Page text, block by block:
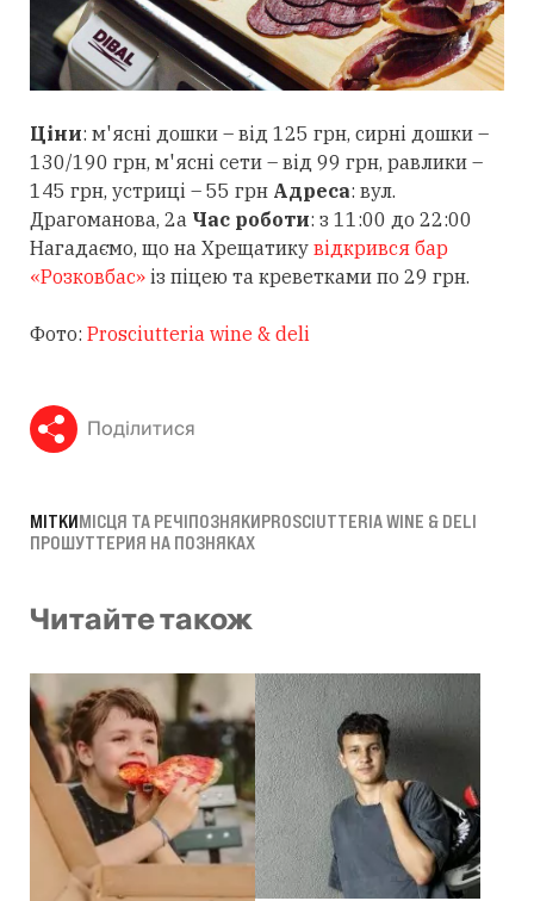
Ціни: м'ясні дошки – від 125 грн, сирні дошки –
130/190 грн, м'ясні сети – від 99 грн, равлики –
145 грн, устриці – 55 грн Адреса: вул.
Драгоманова, 2а Час роботи: з 11:00 до 22:00
Нагадаємо, що на Хрещатику відкрився бар
«Розковбас» із піцею та креветками по 29 грн.
Фото: Prosciutteria wine & deli
Поділитися
МІТКИМІСЦЯ ТА РЕЧІПОЗНЯКИPROSCIUTTERIA WINE & DELI
ПРОШУТТЕРИЯ НА ПОЗНЯКАХ
Читайте також